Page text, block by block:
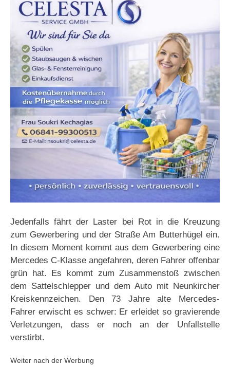
Jedenfalls fährt der Laster bei Rot in die Kreuzung
zum Gewerbering und der Straße Am Butterhügel ein.
In diesem Moment kommt aus dem Gewerbering eine
Mercedes C-Klasse angefahren, deren Fahrer offenbar
grün hat. Es kommt zum Zusammenstoß zwischen
dem Sattelschlepper und dem Auto mit Neunkircher
Kreiskennzeichen. Den 73 Jahre alte Mercedes-
Fahrer erwischt es schwer: Er erleidet so gravierende
Verletzungen, dass er noch an der Unfallstelle
verstirbt.
Weiter nach der Werbung